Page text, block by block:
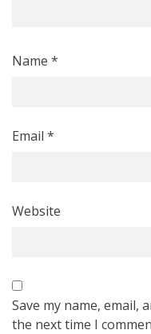
Name *
Email *
Website
Save my name, email,
the next time I